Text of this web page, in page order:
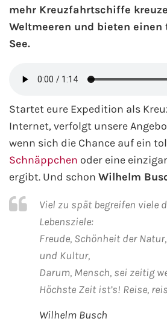
Kreuzfahrten mit Flug
Themenkreuzfahrten
Expeditionskreuzfahrten
Luxuskreuzfahrten
Segelkreuzfahrten
Reiseziele
AIDA Reiseziele
AIDA Karibik
AIDA Mittelmeer
AIDA Kanaren & Madeira
Schiffstaufen
Kreuzfahrt-Jobs
Reiseberichte
TV-Tipps
Interviews
Landausflüge
mehr Kreuzfahrtschiffe
Weltmeeren und bieten
See.
Startet eure Expedition als
Internet, verfolgt unsere
wenn sich die Chance auf ein
Schnäppchen oder eine
ergibt. Und schon Wilhelm
Viel zu spät begreifen viele
Lebensziele:
Freude, Schönheit der
und Kultur,
Darum, Mensch, sei zeitig
Höchste Zeit ist’s! Reise,
Wilhelm Busch